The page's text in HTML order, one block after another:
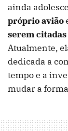
ainda
próprio avião
serem
Atualmente,
dedicada a
tempo e a
mudar a